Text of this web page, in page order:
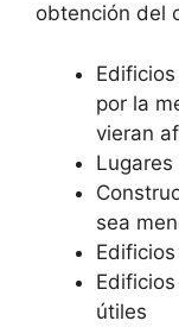
obtención del
por la
vieran
Lugares
sea
útiles